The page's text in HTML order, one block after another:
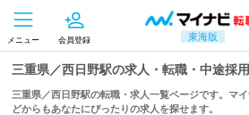
東海版
メニュー 会員登録
三重県／西日野駅の求人・転職・中途採
三重県／西日野駅の転職・求人一覧ページです。マ
どからもあなたにぴったりの求人を探せます。